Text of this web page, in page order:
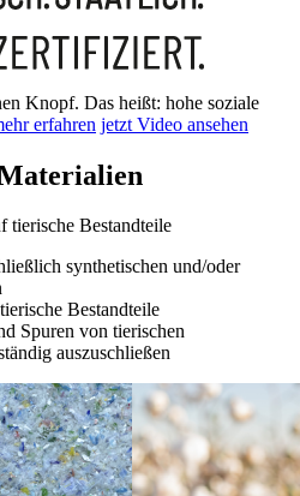
Knopf. Das heißt: hohe soziale
erfahren jetzt Video ansehen
tierische Bestandteile
synthetischen und/oder
Bestandteile
Spuren von tierischen
auszuschließen